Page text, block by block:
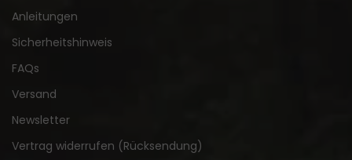
Anleitungen
Sicherheitshinweis
FAQs
Versand
Newsletter
Vertrag widerrufen (Rücksendung)